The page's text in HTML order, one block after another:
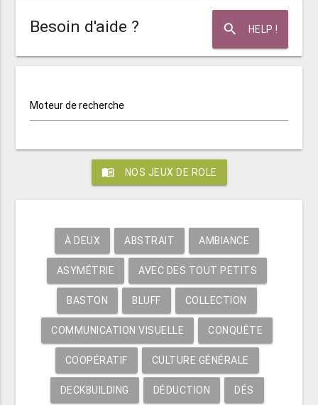
search HELP !
Besoin d'aide ?
Moteur de recherche
menu_book NOS JEUX DE ROLE
À DEUX ABSTRAIT AMBIANCE
ASYMÉTRIE AVEC DES TOUT PETITS
BASTON BLUFF COLLECTION
COMMUNICATION VISUELLE CONQUÊTE
COOPÉRATIF CULTURE GÉNÉRALE
DECKBUILDING DÉDUCTION DÉS